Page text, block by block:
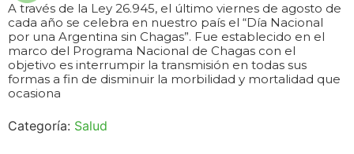
A través de la Ley 26.945, el último viernes de agosto de
cada año se celebra en nuestro país el “Día Nacional
por una Argentina sin Chagas”. Fue establecido en el
marco del Programa Nacional de Chagas con el
objetivo es interrumpir la transmisión en todas sus
formas a fin de disminuir la morbilidad y mortalidad que
ocasiona
Categoría: Salud